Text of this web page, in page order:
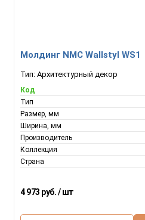
Молдинг NMC Wallstyl WS1
Тип: Архитектурный декор
Код
Тип
Размер, мм
Ширина, мм
Производитель
Коллекция
Страна
4 973 руб. / шт